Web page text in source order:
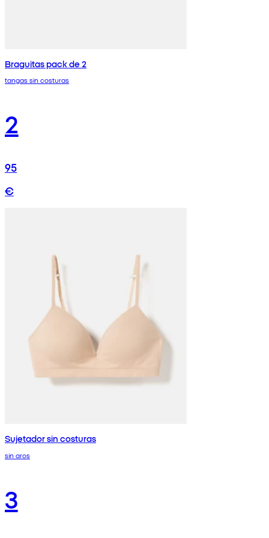
Braguitas pack de 2
tangas sin costuras
2
95
€
Sujetador sin costuras
sin aros
3